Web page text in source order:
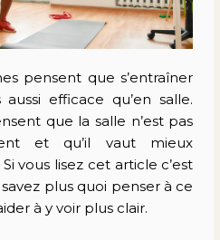
pensent que s’entraîner
efficace qu’en salle.
que la salle n’est pas
et qu’il vaut mieux
vous lisez cet article c’est
plus quoi penser à ce
à y voir plus clair.